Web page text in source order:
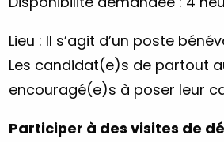
Lieu : Il s’agit d’un poste
Les candidat(e)s de partout
encouragé(e)s à poser leur
Participer à des visites de